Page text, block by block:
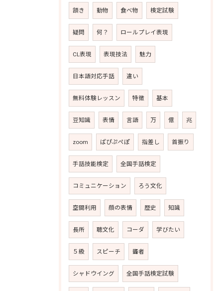
頷き 動物 食べ物 検定試験
疑問 何？ ロールプレイ表現
CL表現 表現技法 魅力
日本語対応手話 違い
無料体験レッスン 特徴 基本
豆知識 表情 言語 万 億 兆
zoom ぱぴぷぺぽ 指差し 首振り
手話技能検定 全国手話検定
コミュニケーション ろう文化
空間利用 顔の表情 歴史 知識
長所 聴文化 コーダ 学びたい
５級 スピーチ 聾者
シャドウイング 全国手話検定試験